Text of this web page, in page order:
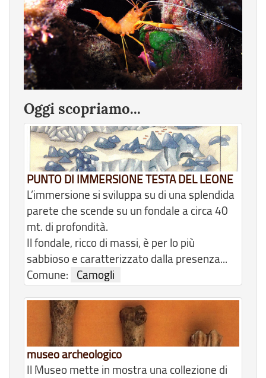
Oggi scopriamo...
PUNTO DI IMMERSIONE TESTA DEL LEONE
L’immersione si sviluppa su di una splendida
parete che scende su un fondale a circa 40
mt. di profondità.
Il fondale, ricco di massi, è per lo più
sabbioso e caratterizzato dalla presenza...
Comune:
Camogli
museo archeologico
Il Museo mette in mostra una collezione di